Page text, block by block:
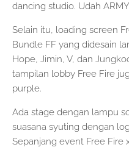
dancing studio. Udah
Selain itu, loading screen
Bundle FF yang didesain
Hope, Jimin, V, dan
tampilan lobby Free Fire
purple.
Ada stage dengan lampu
suasana syuting dengan
Sepanjang event Free Fire